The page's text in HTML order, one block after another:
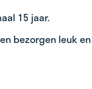
15 jaar.
bezorgen leuk